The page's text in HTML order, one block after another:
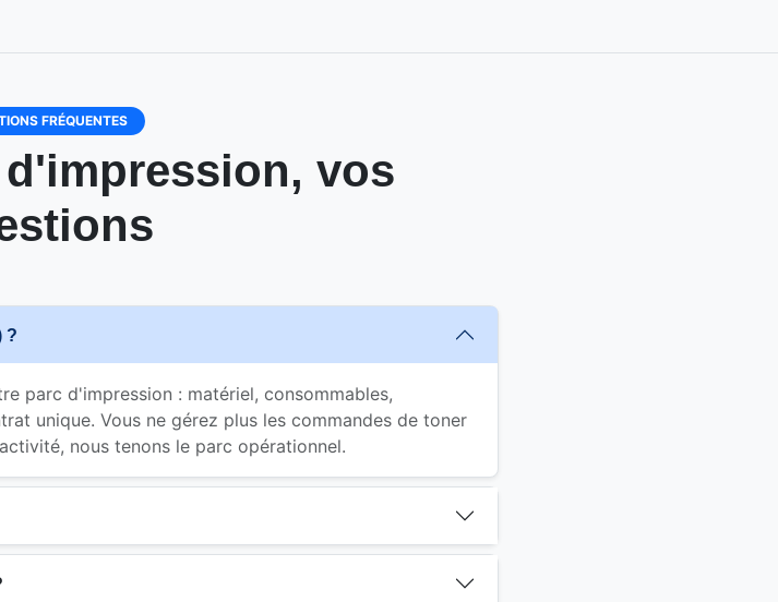
FRÉQUENTES
vos
?
parc d'impression : matériel, consommables,
unique. Vous ne gérez plus les commandes de toner
nous tenons le parc opérationnel.